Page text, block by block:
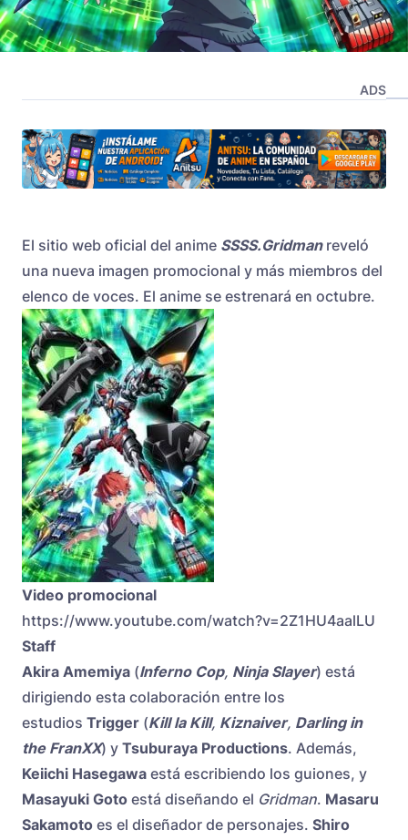
ADS
El sitio web oficial del anime SSSS.Gridmanreveló
una nueva imagen promocional y más miembros del
elenco de voces. El anime se estrenará en octubre.
Video promocional
https://www.youtube.com/watch?v=2Z1HU4aalLU
Staff
Akira Amemiya (Inferno Cop, Ninja Slayer) está
dirigiendo esta colaboración entre los
estudios Trigger (Kill la Kill, Kiznaiver, Darling in
the FranXX) y Tsuburaya Productions. Además,
Keiichi Hasegawa está escribiendo los guiones, y
Masayuki Goto está diseñando el Gridman. Masaru
Sakamoto es el diseñador de personajes. Shiro